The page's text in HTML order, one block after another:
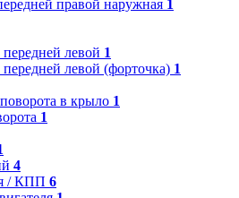
правой наружная 1
левой 1
левой (форточка) 1
в крыло 1
1
4
/ КПП 6